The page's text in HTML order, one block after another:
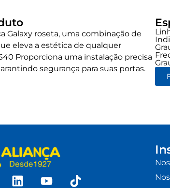
Galaxy roseta, uma combinação de
eleva a estética de qualquer
Proporciona uma instalação precisa
segurança para suas portas.